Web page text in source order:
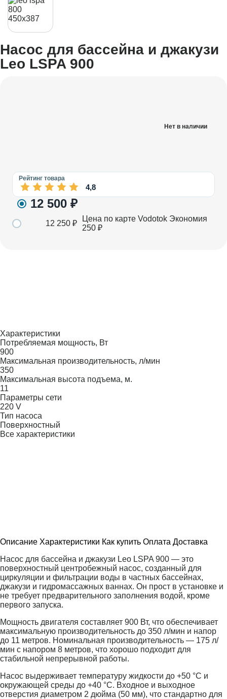
Насос для бассейна и джакузи
Leo LSPA 900
Нет в наличии
Рейтинг товара
4,8
12 500 ₽
12 250 ₽
Цена по карте Vodotok Экономия
250 ₽
Характеристики
Потребляемая мощность, Вт
900
Максимальная производительность, л/мин
350
Максимальная высота подъема, м.
11
Параметры сети
220 V
Тип насоса
Поверхностный
Все характеристики
Описание Характеристики Как купить Оплата Доставка
Насос для бассейна и джакузи Leo LSPA 900 — это
поверхностный центробежный насос, созданный для
циркуляции и фильтрации воды в частных бассейнах,
джакузи и гидромассажных ваннах. Он прост в установке и
не требует предварительного заполнения водой, кроме
первого запуска.
Мощность двигателя составляет 900 Вт, что обеспечивает
максимальную производительность до 350 л/мин и напор
до 11 метров. Номинальная производительность — 175 л/
мин с напором 8 метров, что хорошо подходит для
стабильной непрерывной работы.
Насос выдерживает температуру жидкости до +50 °C и
окружающей среды до +40 °C. Входное и выходное
отверстия диаметром 2 дюйма (50 мм), что стандартно для